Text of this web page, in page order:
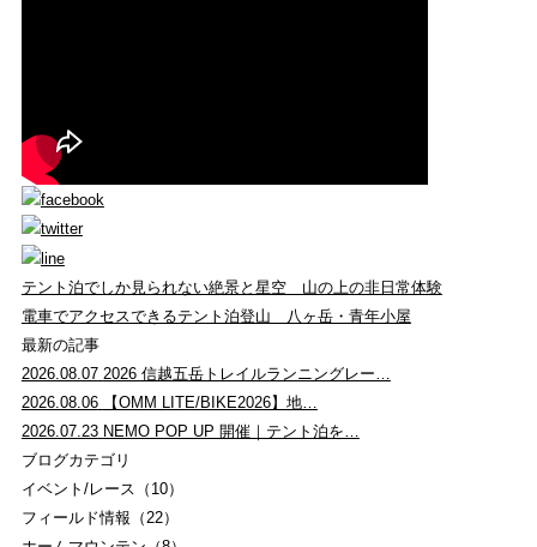
テント泊でしか見られない絶景と星空 山の上の非日常体験
電車でアクセスできるテント泊登山 八ヶ岳・青年小屋
最新の記事
2026.08.07 2026 信越五岳トレイルランニングレー…
2026.08.06
【OMM LITE/BIKE2026】地…
2026.07.23 NEMO POP UP 開催｜テント泊を…
ブログカテゴリ
イベント/レース（10）
フィールド情報（22）